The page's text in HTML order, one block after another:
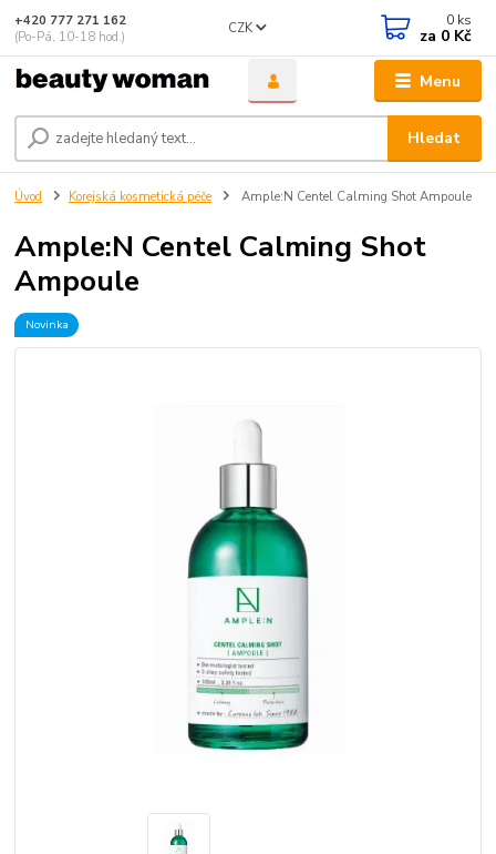
Menu
CZK
Hledat
+420 777 271 162
(Po-Pá, 10-18 hod.)
0 ks
za 0 Kč
Úvod Korejská kosmetická péče Ample:N Centel Calming Shot Ampoule
Ample:N Centel Calming Shot
Ampoule
Novinka